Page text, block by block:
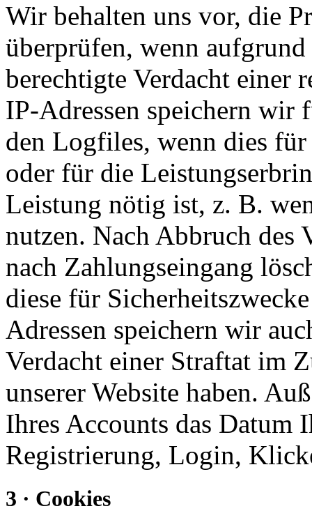
Wir behalten uns vor, die
überprüfen, wenn
berechtigte Verdacht einer
IP-Adressen speichern wir
den Logfiles, wenn dies
oder für die
Leistung nötig ist, z. B.
nutzen. Nach Abbruch des
nach Zahlungseingang
diese für
Adressen speichern wir
Verdacht einer Straftat im
unserer Website haben.
Ihres Accounts das Datum
Registrierung, Login,
3 · Cookies